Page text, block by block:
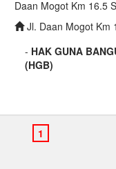
Daan Mogot Km 16.5
Jl. Daan Mogot Km
- HAK GUNA
(HGB)